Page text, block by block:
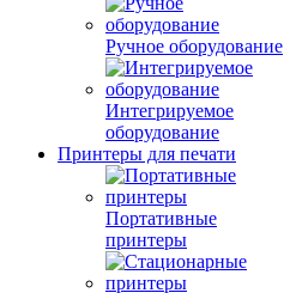
Ручное оборудование
Интегрируемое
оборудование
Принтеры для печати
Портативные
принтеры